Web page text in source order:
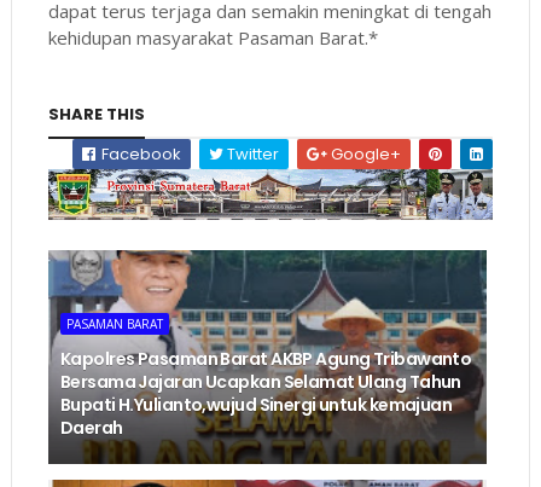
dapat terus terjaga dan semakin meningkat di tengah
kehidupan masyarakat Pasaman Barat.*
SHARE THIS
Facebook
Twitter Google+
PASAMAN BARAT
Kapolres Pasaman Barat AKBP Agung Tribawanto
Bersama Jajaran Ucapkan Selamat Ulang Tahun
Bupati H.Yulianto,wujud Sinergi untuk kemajuan
Daerah